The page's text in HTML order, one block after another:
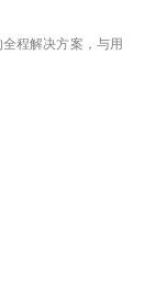
程解决方案，与用